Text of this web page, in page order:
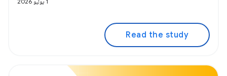
Read the study